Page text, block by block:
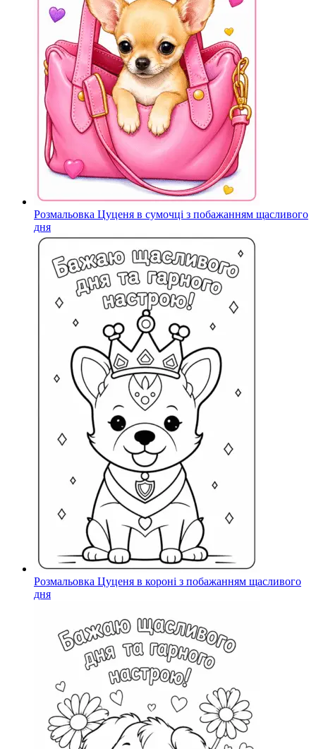
Розмальовка Цуценя в сумочці з побажанням щасливого
дня
Розмальовка Цуценя в короні з побажанням щасливого
дня